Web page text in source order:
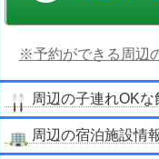
※予約ができる周辺
周辺の子連れOK
周辺の宿泊施設情